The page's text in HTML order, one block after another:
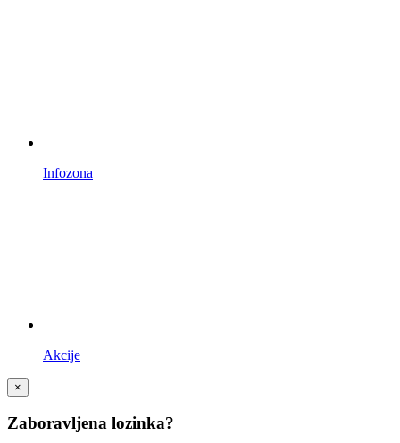
Infozona
Akcije
×
Zaboravljena lozinka?